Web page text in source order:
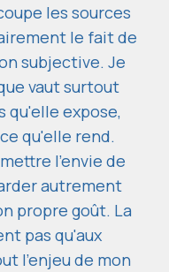
les sources
le fait de
subjective. Je
vaut surtout
qu'elle expose,
qu'elle rend.
l'envie de
autrement
propre goût. La
pas qu'aux
l'enjeu de mon